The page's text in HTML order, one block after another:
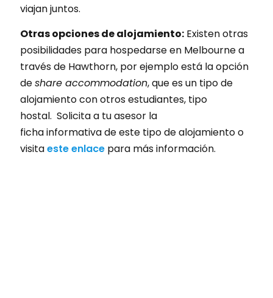
viajan juntos.
Otras opciones de alojamiento: Existen otras
posibilidades para hospedarse en Melbourne a
través de Hawthorn, por ejemplo está la opción
deshare accommodation, que es un tipo de
alojamiento con otros estudiantes, tipo
hostal. Solicita a tu asesor la
ficha informativa de este tipo de alojamiento o
visitaeste enlace para más información.